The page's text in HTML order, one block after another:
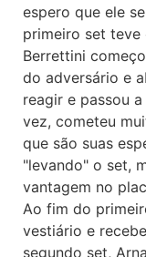
espero que ele
primeiro set teve
Berrettini
do adversário e
reagir e passou
vez, cometeu
que são suas
"levando" o set,
vantagem no
Ao fim do
vestiário e
segundo set,